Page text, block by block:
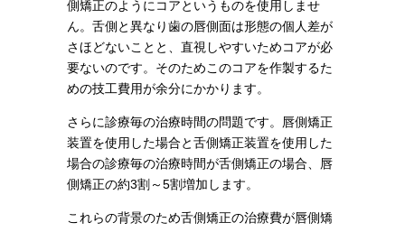
側矯正のようにコアというものを使用しませ
ん。舌側と異なり歯の唇側面は形態の個人差が
さほどないことと、直視しやすいためコアが必
要ないのです。そのためこのコアを作製するた
めの技工費用が余分にかかります。
さらに診療毎の治療時間の問題です。唇側矯正
装置を使用した場合と舌側矯正装置を使用した
場合の診療毎の治療時間が舌側矯正の場合、唇
側矯正の約3割～5割増加します。
これらの背景のため舌側矯正の治療費が唇側矯